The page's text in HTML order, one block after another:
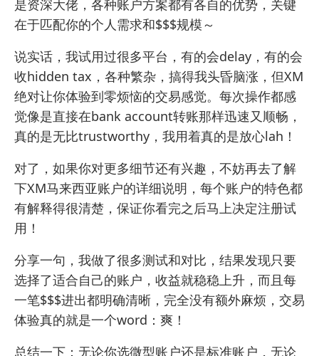
是资深大佬，各种账户方案都有各自的优势，关键
在于匹配你的个人需求和$$$规模～
说实话，我试用过很多平台，有的会delay，有的会
收hidden tax，各种繁杂，搞得我头昏脑涨，但XM
绝对让你体验到零烦恼的交易感觉。每次操作都感
觉像是直接在bank account转账那样迅速又顺畅，
真的是无比trustworthy，我用着真的是放心lah！
对了，如果你对更多细节还有兴趣，不妨再去了解
下XM马来西亚账户的详细说明，每个账户的特色都
有解释得很清楚，保证你看完之后马上决定注册试
用！
分享一句，我做了很多测试和对比，结果发现只要
选择了适合自己的账户，收益就稳稳上升，而且每
一笔$$$进出都明确清晰，完全没有额外麻烦，交易
体验真的就是一个word：爽！
总结一下：无论你选微型账户还是标准账户，无论